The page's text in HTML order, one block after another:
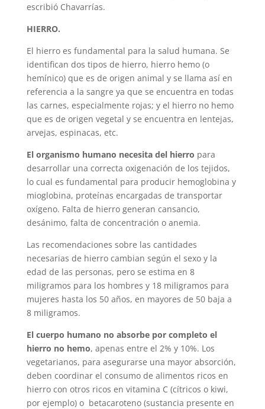
escribió Chavarrías.
HIERRO.
El hierro es fundamental para la salud humana. Se
identifican dos tipos de hierro, hierro hemo (o
hemínico) que es de origen animal y se llama así en
referencia a la sangre ya que se encuentra en todas
las carnes, especialmente rojas; y el hierro no hemo
que es de origen vegetal y se encuentra en lentejas,
arvejas, espinacas, etc.
El organismo humano necesita del hierro para
desarrollar una correcta oxigenación de los tejidos,
lo cual es fundamental para producir hemoglobina y
mioglobina, proteínas encargadas de transportar
oxígeno. Falta de hierro generan cansancio,
desánimo, falta de concentración o anemia.
Las recomendaciones sobre las cantidades
necesarias de hierro cambian según el sexo y la
edad de las personas, pero se estima en 8
miligramos para los hombres y 18 miligramos para
mujeres hasta los 50 años, en mayores de 50 baja a
8 miligramos.
El cuerpo humano no absorbe por completo el
hierro no hemo, apenas entre el 2% y 10%. Los
vegetarianos, para asegurarse una mayor absorción,
deben coordinar el consumo de alimentos ricos en
hierro con otros ricos en vitamina C (cítricos o kiwi,
por ejemplo) o betacaroteno (sustancia presente en